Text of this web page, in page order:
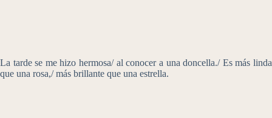
La tarde se me hizo hermosa/ al conocer a una doncella./ Es más linda
que una rosa,/ más brillante que una estrella.